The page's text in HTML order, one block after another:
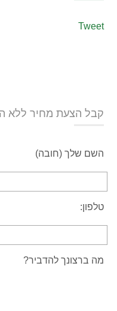
Tweet
קבל הצעת מחיר ללא
השם שלך (חובה)
טלפון:
מה ברצונך להדביר?